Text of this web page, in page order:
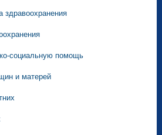
здравоохранения
социальную помощь
и матерей